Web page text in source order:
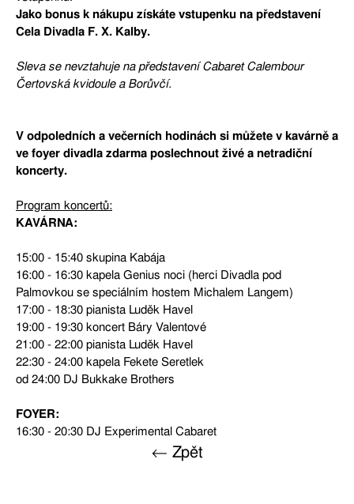
Jako bonus k nákupu získáte vstupenku na představení
Cela Divadla F. X. Kalby.
Sleva se nevztahuje na představení Cabaret Calembour
Čertovská kvidoule a Borůvčí.
V odpoledních a večerních hodinách si můžete v kavárně a
ve foyer divadla zdarma poslechnout živé a netradiční
koncerty.
Program koncertů:
KAVÁRNA:
15:00 - 15:40 skupina Kabája
16:00 - 16:30 kapela Genius noci (herci Divadla pod
Palmovkou se speciálním hostem Michalem Langem)
17:00 - 18:30 pianista Luděk Havel
19:00 - 19:30 koncert Báry Valentové
21:00 - 22:00 pianista Luděk Havel
22:30 - 24:00 kapela Fekete Seretlek
od 24:00 DJ Bukkake Brothers
FOYER:
16:30 - 20:30 DJ Experimental Cabaret
← Zpět